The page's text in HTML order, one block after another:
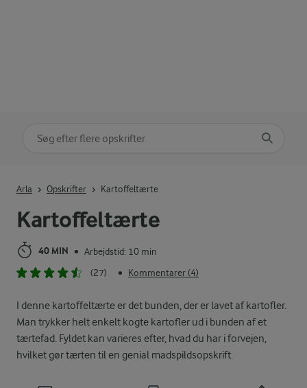
Kartoffeltærte
40 MIN • Arbejdstid: 10 min
(27)
• Kommentarer (4)
I denne kartoffeltærte er det bunden, der er lavet af kartofler.
Man trykker helt enkelt kogte kartofler ud i bunden af et
tærtefad. Fyldet kan varieres efter, hvad du har i forvejen,
hvilket gør tærten til en genial madspildsopskrift.
Arla Opskrifter Kartoffeltærte
Søg på kategori